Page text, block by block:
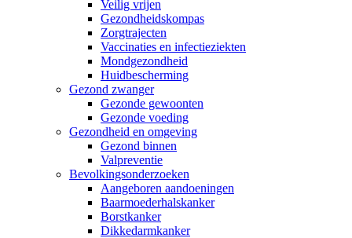
Veilig vrijen
Gezondheidskompas
Zorgtrajecten
Vaccinaties en infectieziekten
Mondgezondheid
Huidbescherming
Gezond zwanger
Gezonde gewoonten
Gezonde voeding
Gezondheid en omgeving
Gezond binnen
Valpreventie
Bevolkingsonderzoeken
Aangeboren aandoeningen
Baarmoederhalskanker
Borstkanker
Dikkedarmkanker